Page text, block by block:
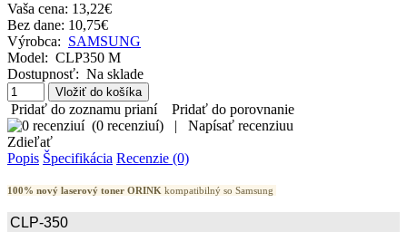
Vaša cena: 13,22€
Bez dane: 10,75€
Výrobca: SAMSUNG
Model: CLP350 M
Dostupnosť: Na sklade
Pridať do zoznamu prianí
Pridať do porovnanie
(0 recenziuí) |
Napísať recenziuu
Zdieľať
Popis Špecifikácia Recenzie (0)
100% nový laserový toner ORINK kompatibilný so Samsung
CLP-350